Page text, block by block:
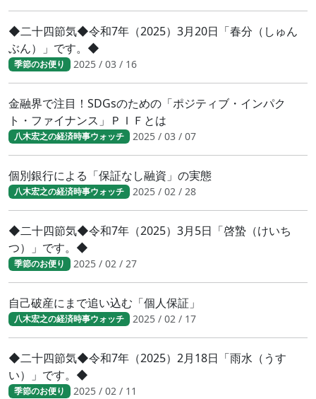
◆二十四節気◆令和7年（2025）3月20日「春分（しゅん
ぶん）」です。◆
季節のお便り 2025 / 03 / 16
金融界で注目！SDGsのための「ポジティブ・インパク
ト・ファイナンス」ＰＩＦとは
八木宏之の経済時事ウォッチ 2025 / 03 / 07
個別銀行による「保証なし融資」の実態
八木宏之の経済時事ウォッチ 2025 / 02 / 28
◆二十四節気◆令和7年（2025）3月5日「啓蟄（けいち
つ）」です。◆
季節のお便り 2025 / 02 / 27
自己破産にまで追い込む「個人保証」
八木宏之の経済時事ウォッチ 2025 / 02 / 17
◆二十四節気◆令和7年（2025）2月18日「雨水（うす
い）」です。◆
季節のお便り 2025 / 02 / 11